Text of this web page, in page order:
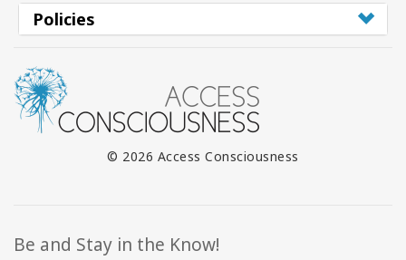
Policies
© 2026 Access Consciousness
Be and Stay in the Know!